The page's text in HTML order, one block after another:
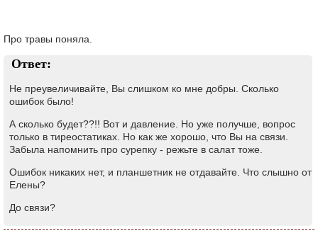
Про травы поняла.
Ответ:
Не преувеличивайте, Вы слишком ко мне добры. Сколько
ошибок было!
А сколько будет??!! Вот и давление. Но уже получше, вопрос
только в тиреостатиках. Но как же хорошо, что Вы на связи.
Забыла напомнить про сурепку - режьте в салат тоже.
Ошибок никаких нет, и планшетник не отдавайте. Что слышно от
Елены?
До связи?